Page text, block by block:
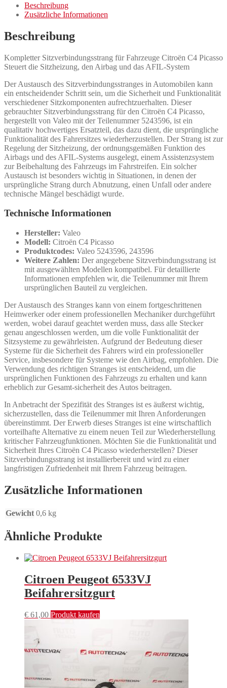
Beschreibung
Zusätzliche Informationen
Beschreibung
Kompletter Sitzverbindungsstrang für Fahrzeuge Citroën C4 Picasso
Steuert die Sitzheizung, den Airbag und das AFIL-System
Der Austausch des Sitzverbindungsstranges in Automobilen kann
ein entscheidender Schritt sein, um die Sicherheit und Funktionalität
verschiedener Sitzkomponenten aufrechtzuerhalten. Dieser
gebrauchter Sitzverbindungsstrang für den Citroën C4 Picasso,
hergestellt von Valeo mit der Teilenummer 5243596, ist ein
qualitativ hochwertiges Ersatzteil, das dazu dient, die ursprüngliche
Funktionalität des Fahrersitzes wiederherzustellen. Der Strang ist zur
Regelung der Sitzheizung, der ordnungsgemäßen Funktion des
Airbags und des AFIL-Systems ausgelegt, einem Assistenzsystem
zur Beibehaltung des Fahrzeugs im Fahrstreifen. Ein solcher
Austausch ist besonders wichtig in Situationen, in denen der
ursprüngliche Strang durch Abnutzung, einen Unfall oder andere
technische Mängel beschädigt wurde.
Technische Informationen
Hersteller: Valeo
Modell: Citroën C4 Picasso
Produktcodes: Valeo 5243596, 243596
Weitere Zahlen: Der angegebene Sitzverbindungsstrang ist
mit ausgewählten Modellen kompatibel. Für detaillierte
Informationen empfehlen wir, die Teilenummer mit Ihrem
ursprünglichen Bauteil zu vergleichen.
Der Austausch des Stranges kann von einem fortgeschrittenen
Heimwerker oder einem professionellen Mechaniker durchgeführt
werden, wobei darauf geachtet werden muss, dass alle Stecker
genau angeschlossen werden, um die volle Funktionalität der
Sitzsysteme zu gewährleisten. Aufgrund der Bedeutung dieser
Systeme für die Sicherheit des Fahrers wird ein professioneller
Service, insbesondere für Systeme wie den Airbag, empfohlen. Die
Verwendung des richtigen Stranges ist entscheidend, um die
ursprünglichen Funktionen des Fahrzeugs zu erhalten und kann
erheblich zur Gesamt-sicherheit des Autos beitragen.
In Anbetracht der Spezifität des Stranges ist es äußerst wichtig,
sicherzustellen, dass die Teilenummer mit Ihren Anforderungen
übereinstimmt. Der Erwerb dieses Stranges ist eine wirtschaftlich
vorteilhafte Alternative zu einem neuen Teil zur Wiederherstellung
kritischer Fahrzeugfunktionen. Möchten Sie die Funktionalität und
Sicherheit Ihres Citroën C4 Picasso wiederherstellen? Dieser
Sitzverbindungsstrang ist installierbereit und wird zu einer
langfristigen Zufriedenheit mit Ihrem Fahrzeug beitragen.
Zusätzliche Informationen
Gewicht 0,6 kg
Ähnliche Produkte
Citroen Peugeot 6533VJ
Beifahrersitzgurt
€ 61,00 Produkt kaufen